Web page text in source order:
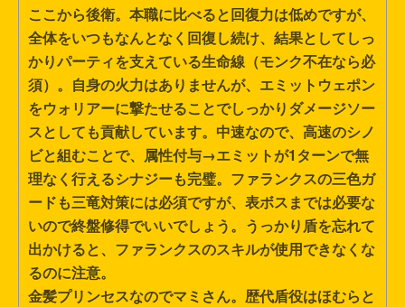
ここから後衛。本職に比べると回復力は低めですが、
全体をいつもなんとなく回復し続け、結果としてしっ
かりパーティを支えている生命線（モンク不在なら必
須）。自身の火力はありませんが、エミットウェポン
をウォリアーに撃たせることでしっかりダメージソー
スとしても貢献しています。中速なので、高速のシノ
ビと組むことで、属性付与→エミットが1ターンで無
理なく行えるシナジーも完璧。ファランクスの三色ガ
ードも三竜対策には必須ですが、表ボスまでは必要な
いので終盤修得でいいでしょう。うっかり盾を忘れて
出かけると、ファランクスのスキルが使用できなくな
るのに注意。
金髪プリンセスなのでマミさん。歴代盾役はほむらと